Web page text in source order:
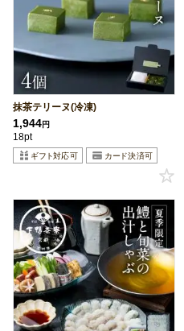
抹茶テリーヌ(冷凍)
1,944円
18pt